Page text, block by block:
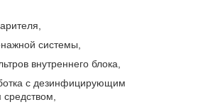
системы,
внутреннего блока,
с дезинфицирующим
средством,